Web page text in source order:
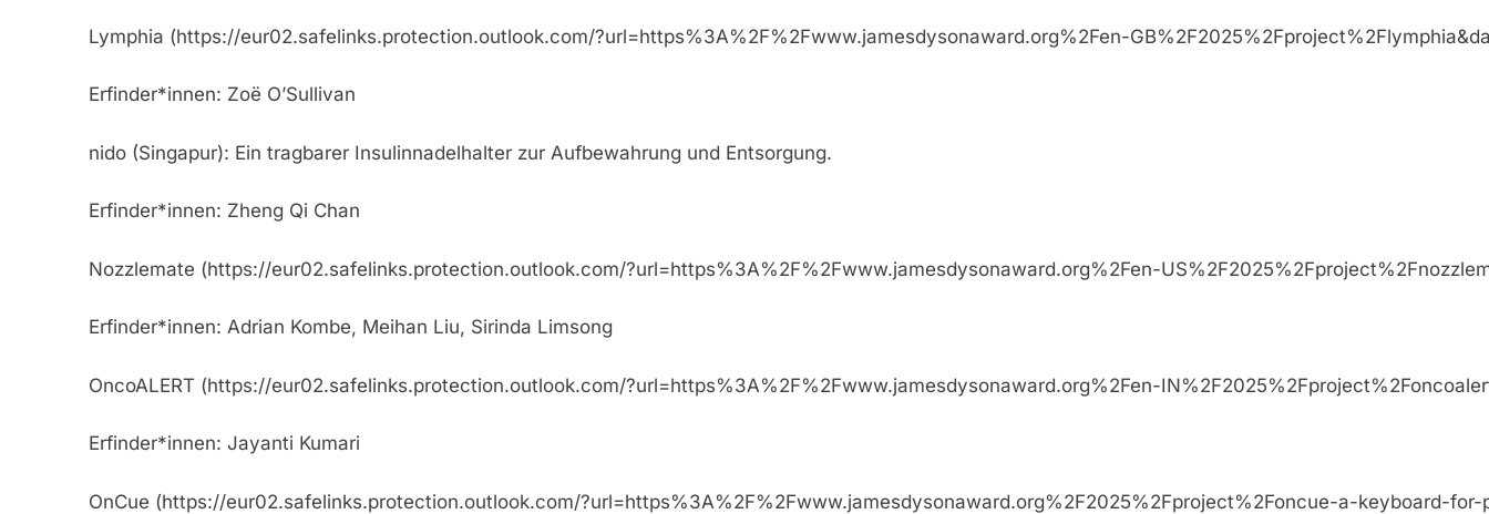
Lymphia (https://eur02.safelinks.protection.outlook.com/?url=https%3A%2F%2Fwww.jamesdysonaward.org%2Fen-
Erfinder*innen: Zoë O’Sullivan
nido (Singapur): Ein tragbarer Insulinnadelhalter zur Aufbewahrung und Entsorgung.
Erfinder*innen: Zheng Qi Chan
Nozzlemate (https://eur02.safelinks.protection.outlook.com/?url=https%3A%2F%2Fwww.jamesdysonaward.org%2Fen-
Erfinder*innen: Adrian Kombe, Meihan Liu, Sirinda Limsong
OncoALERT (https://eur02.safelinks.protection.outlook.com/?url=https%3A%2F%2Fwww.jamesdysonaward.org%2Fen-
Erfinder*innen: Jayanti Kumari
OnCue (https://eur02.safelinks.protection.outlook.com/?url=https%3A%2F%2Fwww.jamesdysonaward.org%2F2025%2Fproject%2Foncue-a-keyboard-